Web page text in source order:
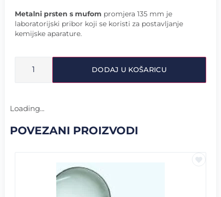
Metalni prsten s mufom promjera 135 mm je
laboratorijski pribor koji se koristi za postavljanje
kemijske aparature.
DODAJ U KOŠARICU
Loading...
POVEZANI PROIZVODI